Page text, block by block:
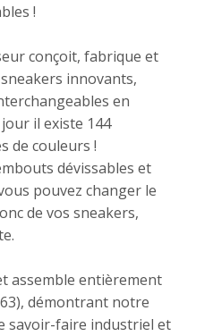
!
conçoit, fabrique et
innovants,
en
il existe 144
de couleurs !
dévissables et
pouvez changer le
de vos sneakers,
assemble entièrement
démontrant notre
savoir-faire industriel et